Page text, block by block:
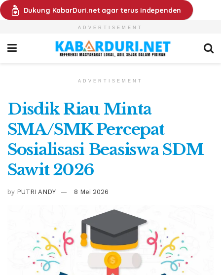
Dukung KabarDuri.net agar terus independen
ADVERTISEMENT
ADVERTISEMENT
Disdik Riau Minta
SMA/SMK Percepat
Sosialisasi Beasiswa SDM
Sawit 2026
by PUTRI ANDY 8 Mei 2026